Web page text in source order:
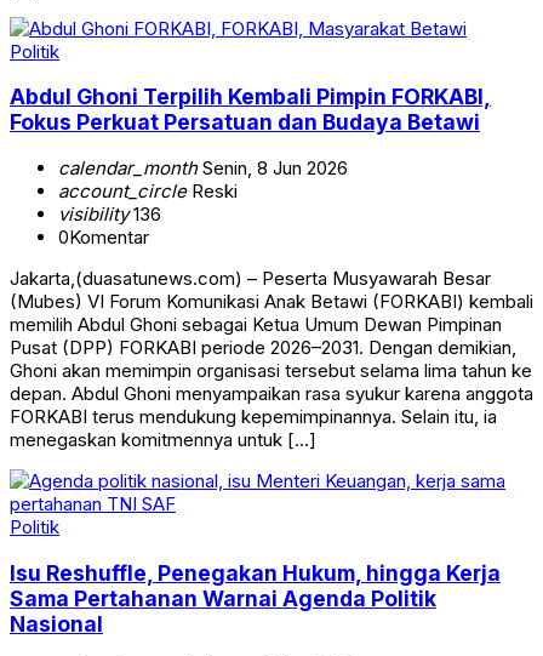
Politik
Abdul Ghoni Terpilih Kembali Pimpin FORKABI,
Fokus Perkuat Persatuan dan Budaya Betawi
calendar_monthSenin, 8 Jun 2026
account_circleReski
visibility136
0Komentar
Jakarta,(duasatunews.com) – Peserta Musyawarah Besar
(Mubes) VI Forum Komunikasi Anak Betawi (FORKABI) kembali
memilih Abdul Ghoni sebagai Ketua Umum Dewan Pimpinan
Pusat (DPP) FORKABI periode 2026–2031. Dengan demikian,
Ghoni akan memimpin organisasi tersebut selama lima tahun ke
depan. Abdul Ghoni menyampaikan rasa syukur karena anggota
FORKABI terus mendukung kepemimpinannya. Selain itu, ia
menegaskan komitmennya untuk […]
Politik
Isu Reshuffle, Penegakan Hukum, hingga Kerja
Sama Pertahanan Warnai Agenda Politik
Nasional